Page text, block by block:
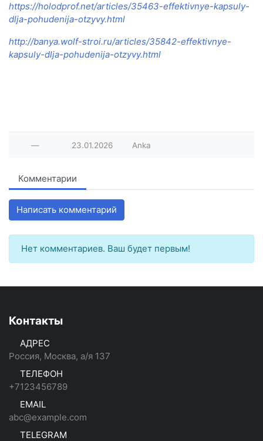
https://holodprof.net/articles/35463-effektivnye-kapsuly-
dlja-pohudenija-otzyvy.html
http://banya.wolf-stroi.ru/articles/35842-effektivnye-
kapsuly-dlja-pohudenija-otzyvy.html
— 23.01.2026 Anka
Комментарии
Написать комментарий
Нет комментариев. Ваш будет первым!
Контакты
АДРЕС
Россия, Москва, а/я 137
ТЕЛЕФОН
+7123456789
EMAIL
abc@example.com
TELEGRAM